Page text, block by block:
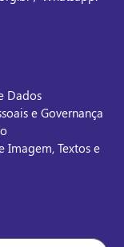
Dados
e Governança
Imagem, Textos e